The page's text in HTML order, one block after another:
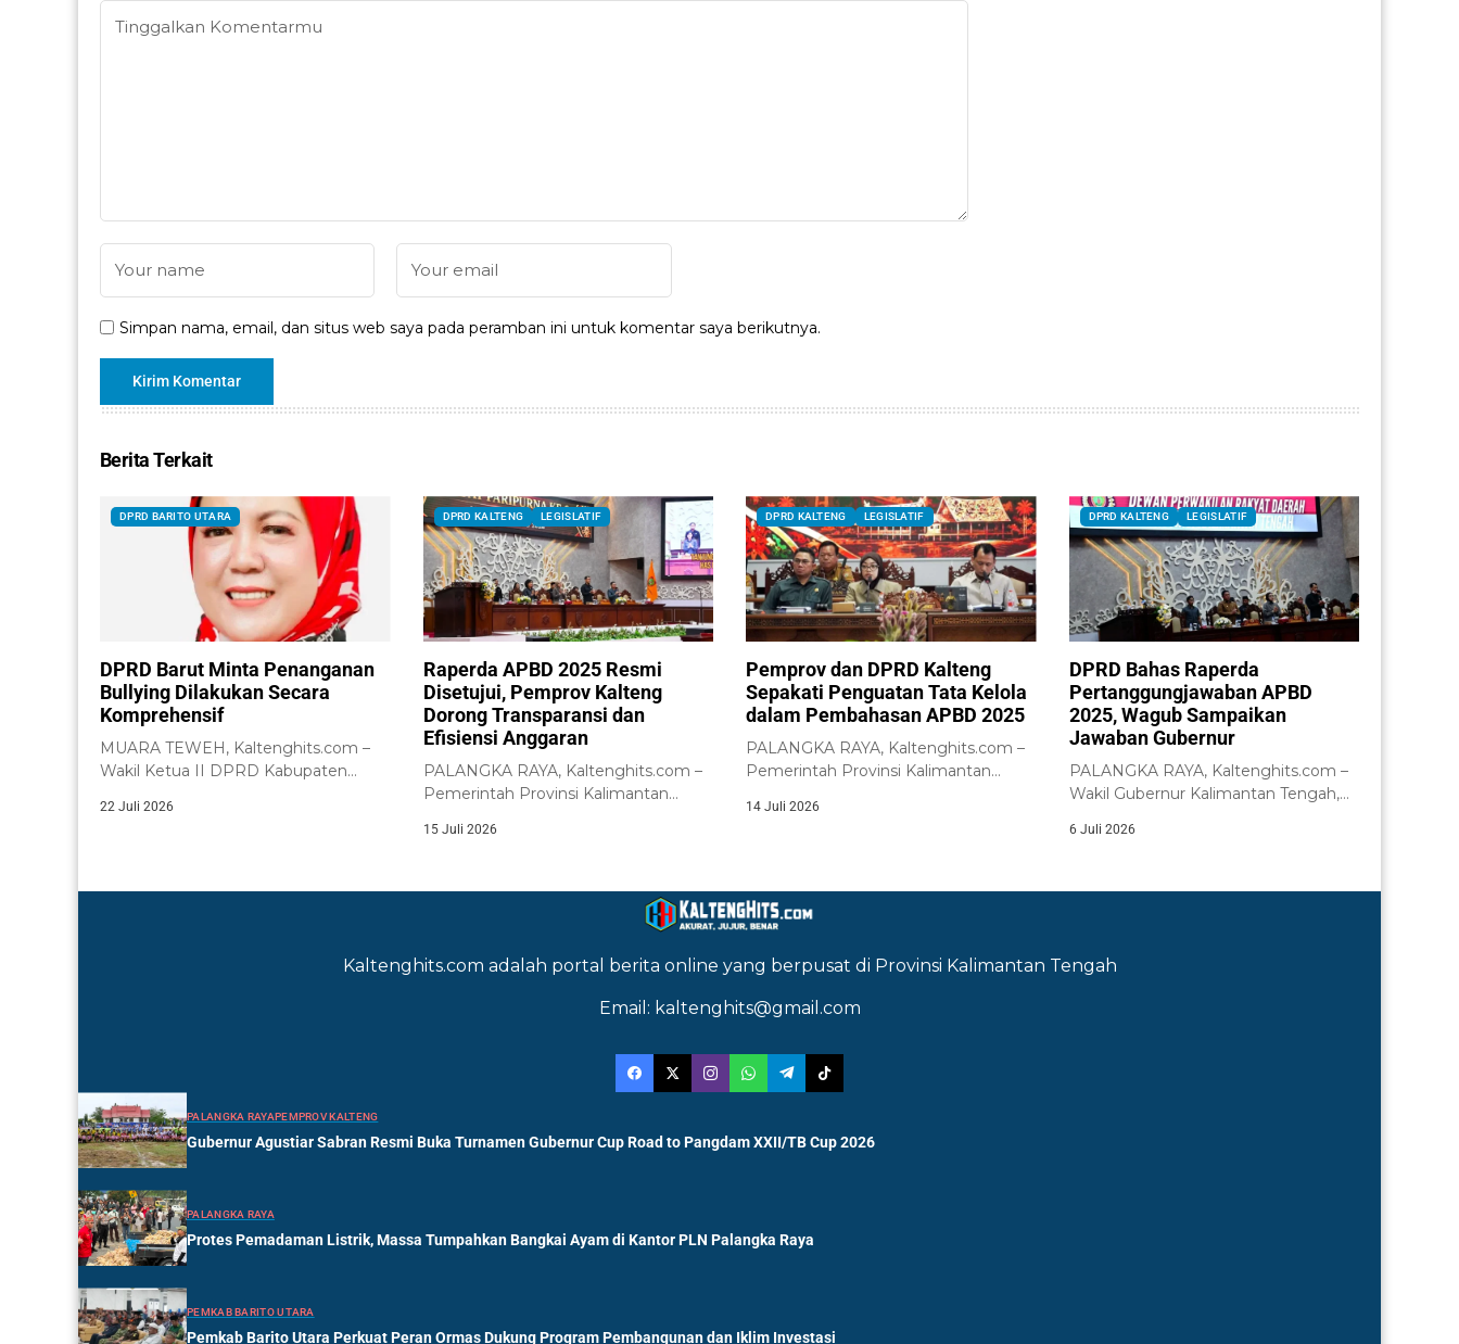
Simpan nama, email, dan situs web saya pada peramban ini untuk komentar saya berikutnya.
Berita Terkait
DPRD BARITO UTARA
DPRD Barut Minta Penanganan
Bullying Dilakukan Secara
Komprehensif
MUARA TEWEH, Kaltenghits.com –
Wakil Ketua II DPRD Kabupaten
22 Juli 2026
DPRD KALTENG LEGISLATIF
Raperda APBD 2025 Resmi
Disetujui, Pemprov Kalteng
Dorong Transparansi dan
Efisiensi Anggaran
PALANGKA RAYA, Kaltenghits.com –
Pemerintah Provinsi Kalimantan
Kalimantan...
15 Juli 2026
DPRD KALTENG LEGISLATIF
Pemprov dan DPRD Kalteng
Sepakati Penguatan Tata Kelola
dalam Pembahasan APBD 2025
PALANGKA RAYA, Kaltenghits.com –
Pemerintah Provinsi Kalimantan
Kalimantan...
14 Juli 2026
DPRD KALTENG LEGISLATIF
DPRD Bahas Raperda
Pertanggungjawaban APBD
2025, Wagub Sampaikan
Jawaban Gubernur
PALANGKA RAYA, Kaltenghits.com –
Wakil Gubernur Kalimantan Tengah,
6 Juli 2026
Kaltenghits.com adalah portal berita online yang berpusat di Provinsi Kalimantan Tengah
Email: kaltenghits@gmail.com
PALANGKA RAYAPEMPROV KALTENG
Gubernur Agustiar Sabran Resmi Buka Turnamen Gubernur Cup Road to Pangdam XXII/TB Cup 2026
PALANGKA RAYA
Protes Pemadaman Listrik, Massa Tumpahkan Bangkai Ayam di Kantor PLN Palangka Raya
PEMKAB BARITO UTARA
Pemkab Barito Utara Perkuat Peran Ormas Dukung Program Pembangunan dan Iklim Investasi